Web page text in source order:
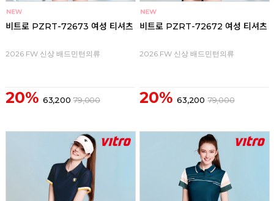
비트로 PZRT-72673 여성 티셔츠
2026 FW 신상 배드민턴의류
20% 63,200 79,000
비트로 PZRT-72672 여성 티셔츠
2026 FW 신상 배드민턴의류
20% 63,200 79,000